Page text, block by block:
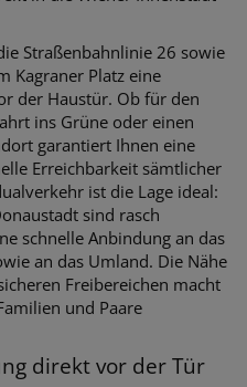
Straßenbahnlinie 26 sowie
Kagraner Platz eine
der Haustür. Ob für den
ins Grüne oder einen
garantiert Ihnen eine
Erreichbarkeit sämtlicher
ist die Lage ideal:
sind rasch
schnelle Anbindung an das
an das Umland. Die Nähe
Freibereichen macht
und Paare
direkt vor der Tür